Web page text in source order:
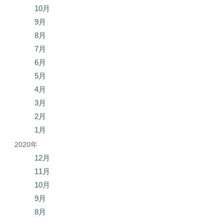
10月
9月
8月
7月
6月
5月
4月
3月
2月
1月
2020年
12月
11月
10月
9月
8月